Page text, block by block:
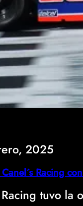
2025
Racing
Racing tuvo